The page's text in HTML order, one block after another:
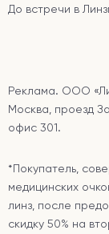
До встречи в
Реклама. ООО
Москва, проезд
офис 301.
*Покупатель,
медицинских
линз, после
скидку 50% на